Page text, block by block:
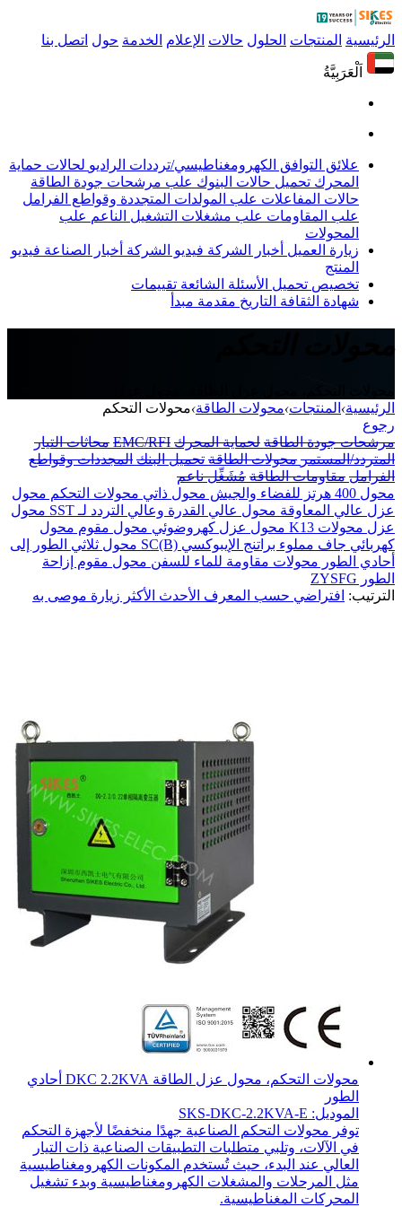
الرئيسية المنتجات الحلول حالات الإعلام الخدمة حول اتصل بنا
اَلْعَرَبِيَّةُ
علائق التوافق الكهرومغناطيسي/ترددات الراديو لحالات حماية
المحرك تحميل حالات البنوك علب مرشحات جودة الطاقة
حالات المفاعلات علب المولدات المتجددة وقواطع الفرامل
علب المقاومات علب مشغلات التشغيل الناعم علب
المحولات
زيارة العميل أخبار الشركة فيديو الشركة أخبار الصناعة فيديو
المنتج
تخصيص تحميل الأسئلة الشائعة تقييمات
شهادة الثقافة التاريخ مقدمة مبدأ
الرئيسية› المنتجات›محولات الطاقة›محولات التحكم
رجوع
مرشحات جودة الطاقة لحماية المحرك EMC/RFI محاثات التيار
المتردد/المستمر محولات الطاقة تحميل البنك المجددات وقواطع
الفرامل مقاومات الطاقة مُشَغِّل ناعم
محول 400 هرتز للفضاء والجيش
محول ذاتي محولات التحكم محول
عزل عالي المعاوقة محول عالي القدرة وعالي التردد لـ SST
محول
عزل محولات K13 محول عزل كهروضوئي محول مقوم محول
كهربائي جاف مملوء براتنج الإيبوكسي SC(B)
محول ثلاثي الطور إلى
أحادي الطور محولات مقاومة للماء للسفن محول مقوم إزاحة
الطور ZYSFG
الترتيب: افتراضي حسب المعرف الأحدث الأكثر زيارة موصى به
محولات التحكم، محول عزل الطاقة DKC 2.2KVA أحادي
الطور
الموديل: SKS-DKC-2.2KVA-E
توفر محولات التحكم الصناعية جهدًا منخفضًا لأجهزة التحكم
في الآلات، وتلبي متطلبات التطبيقات الصناعية ذات التيار
العالي عند البدء، حيث تُستخدم المكونات الكهرومغناطيسية
مثل المرحلات والمشغلات الكهرومغناطيسية وبدء تشغيل
المحركات المغناطيسية.